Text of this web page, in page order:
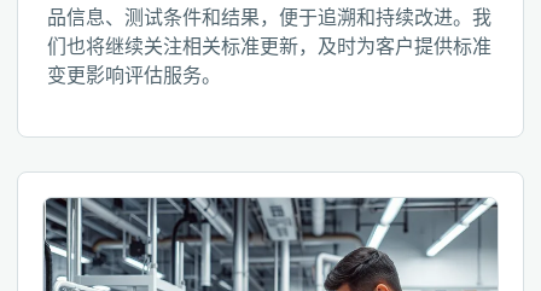
品信息、测试条件和结果，便于追溯和持续改进。我
们也将继续关注相关标准更新，及时为客户提供标准
变更影响评估服务。